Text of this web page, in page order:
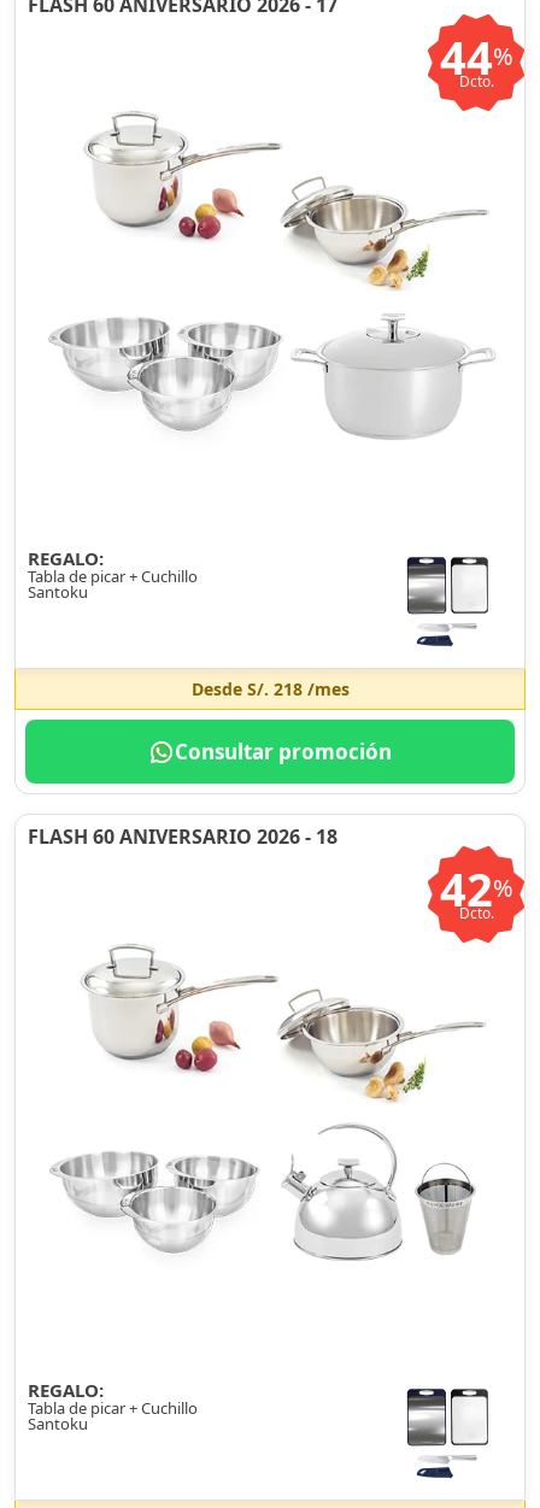
44%
Dcto.
REGALO:
Tabla de picar + Cuchillo
Santoku
Desde S/. 218/mes
Consultar promoción
FLASH 60 ANIVERSARIO 2026 - 18
42%
Dcto.
REGALO:
Tabla de picar + Cuchillo
Santoku